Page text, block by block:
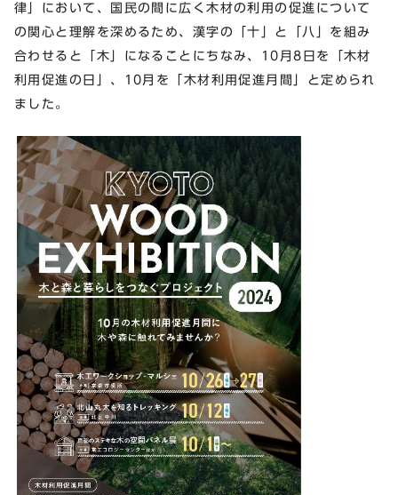
律」において、国民の間に広く木材の利用の促進について
の関心と理解を深めるため、漢字の「十」と「八」を組み
合わせると「木」になることにちなみ、10月8日を「木材
利用促進の日」、10月を「木材利用促進月間」と定められ
ました。